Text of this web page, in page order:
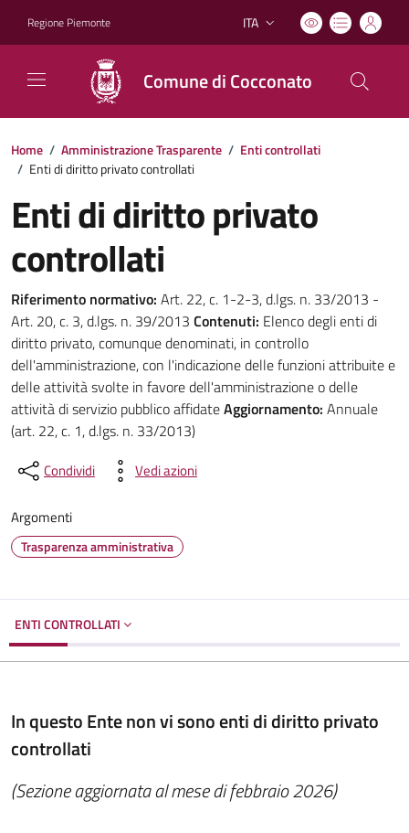
Regione Piemonte Lingua attiva:
ITA
Comune di Cocconato
Home / Amministrazione Trasparente / Enti controllati
/ Enti di diritto privato controllati
Enti di diritto privato
controllati
Riferimento normativo: Art. 22, c. 1-2-3, d.lgs. n. 33/2013 -
Art. 20, c. 3, d.lgs. n. 39/2013 Contenuti: Elenco degli enti di
diritto privato, comunque denominati, in controllo
dell'amministrazione, con l'indicazione delle funzioni attribuite e
delle attività svolte in favore dell'amministrazione o delle
attività di servizio pubblico affidateAggiornamento: Annuale
(art. 22, c. 1, d.lgs. n. 33/2013)
Condividi Vedi azioni
Argomenti
Trasparenza amministrativa
ENTI CONTROLLATI
In questo Ente non vi sono enti di diritto privato
controllati
(Sezione aggiornata al mese di febbraio 2026)